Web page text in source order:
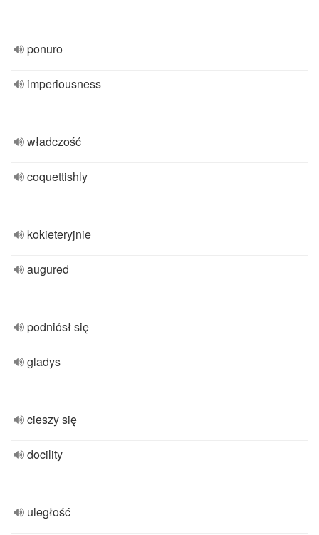
ponuro
imperiousness
władczość
coquettishly
kokieteryjnie
augured
podniósł się
gladys
cieszy się
docility
uległość